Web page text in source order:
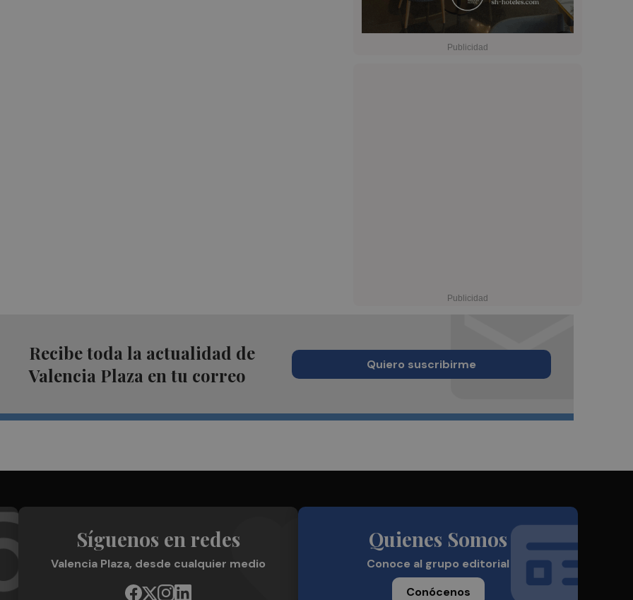
Recibe toda la actualidad de
Valencia Plaza en tu correo
Quiero suscribirme
Síguenos en redes
Valencia Plaza, desde cualquier medio
Quienes Somos
Conoce al grupo editorial
Conócenos